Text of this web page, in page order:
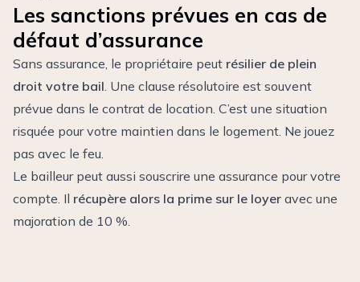
Les sanctions prévues en cas de
défaut d’assurance
Sans assurance, le propriétaire peut résilier de plein
droit votre bail . Une clause résolutoire est souvent
prévue dans le contrat de location. C’est une situation
risquée pour votre maintien dans le logement. Ne jouez
pas avec le feu.
Le bailleur peut aussi souscrire une assurance pour votre
compte. Il récupère alors la prime sur le loyer avec une
majoration de 10 %.